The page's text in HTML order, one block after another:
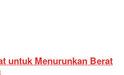
untuk Menurunkan Berat